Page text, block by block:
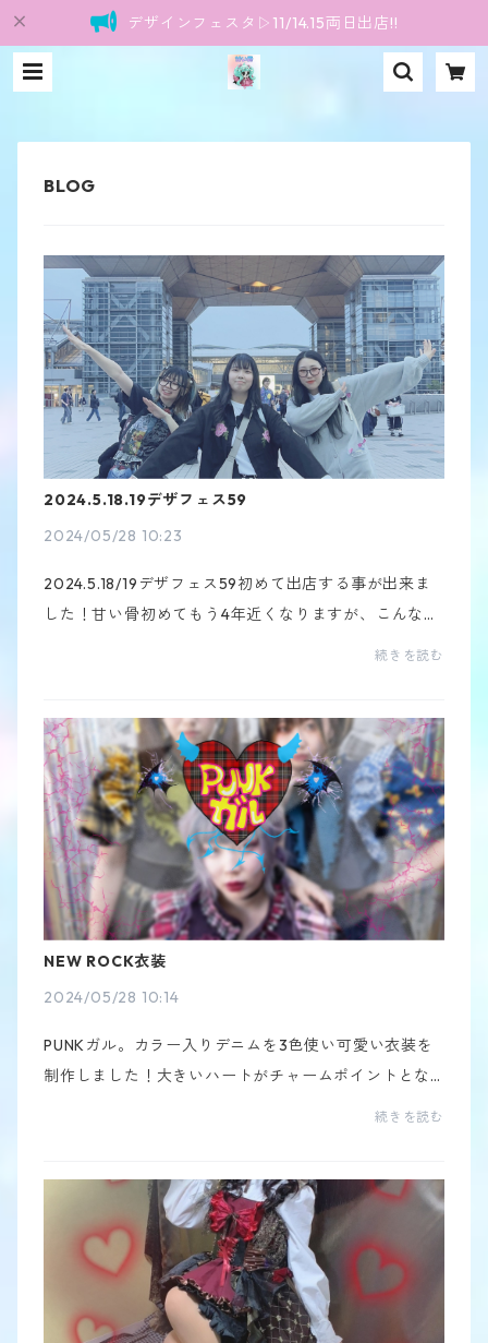
デザインフェスタ▷11/14.15両日出店!!
2024.5.18.19デザフェス59
2024/05/28 10:23
2024.5.18/19デザフェス59初めて出店する事が出来ま
した！甘い骨初めてもう4年近くなりますが、こんなに
も大きなイベントに出られて、正直、売れるのか少し
続きを読む
NEW ROCK衣装
2024/05/28 10:14
PUNKガル。カラー入りデニムを3色使い可愛い衣装を
制作しました！大きいハートがチャームポイントとな
っています！チェックを色んな種類入れてる所も可愛
続きを読む